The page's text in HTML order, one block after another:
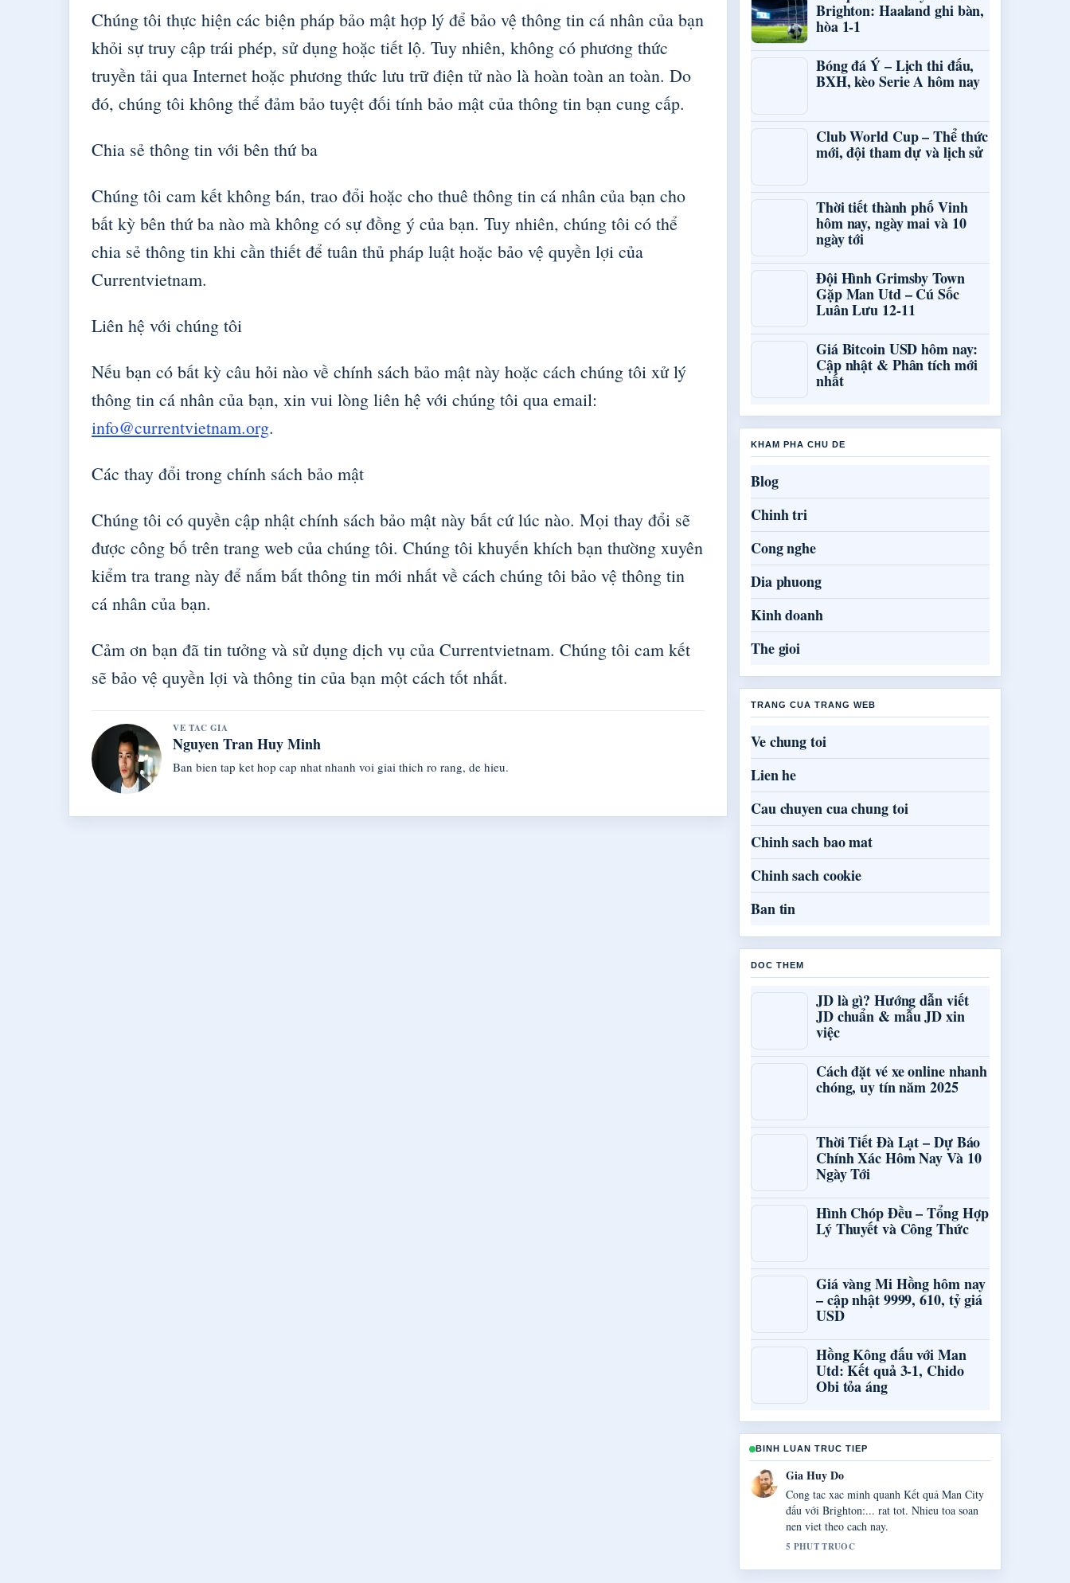
Chúng tôi thực hiện các biện pháp bảo mật hợp lý để bảo vệ thông tin cá nhân của bạn
khỏi sự truy cập trái phép, sử dụng hoặc tiết lộ. Tuy nhiên, không có phương thức
truyền tải qua Internet hoặc phương thức lưu trữ điện tử nào là hoàn toàn an toàn. Do
đó, chúng tôi không thể đảm bảo tuyệt đối tính bảo mật của thông tin bạn cung cấp.
Chia sẻ thông tin với bên thứ ba
Chúng tôi cam kết không bán, trao đổi hoặc cho thuê thông tin cá nhân của bạn cho
bất kỳ bên thứ ba nào mà không có sự đồng ý của bạn. Tuy nhiên, chúng tôi có thể
chia sẻ thông tin khi cần thiết để tuân thủ pháp luật hoặc bảo vệ quyền lợi của
Currentvietnam.
Liên hệ với chúng tôi
Nếu bạn có bất kỳ câu hỏi nào về chính sách bảo mật này hoặc cách chúng tôi xử lý
thông tin cá nhân của bạn, xin vui lòng liên hệ với chúng tôi qua email:
info@currentvietnam.org.
Các thay đổi trong chính sách bảo mật
Chúng tôi có quyền cập nhật chính sách bảo mật này bất cứ lúc nào. Mọi thay đổi sẽ
được công bố trên trang web của chúng tôi. Chúng tôi khuyến khích bạn thường xuyên
kiểm tra trang này để nắm bắt thông tin mới nhất về cách chúng tôi bảo vệ thông tin
cá nhân của bạn.
Cảm ơn bạn đã tin tưởng và sử dụng dịch vụ của Currentvietnam. Chúng tôi cam kết
sẽ bảo vệ quyền lợi và thông tin của bạn một cách tốt nhất.
VE TAC GIA
Nguyen Tran Huy Minh
Ban bien tap ket hop cap nhat nhanh voi giai thich ro rang, de hieu.
Brighton: Haaland ghi bàn,
hòa 1-1
Bóng đá Ý – Lịch thi đấu,
BXH, kèo Serie A hôm nay
Club World Cup – Thể thức
mới, đội tham dự và lịch sử
Thời tiết thành phố Vinh
hôm nay, ngày mai và 10
ngày tới
Đội Hình Grimsby Town
Gặp Man Utd – Cú Sốc
Luân Lưu 12-11
Giá Bitcoin USD hôm nay:
Cập nhật & Phân tích mới
nhất
KHAM PHA CHU DE
Blog
Chinh tri
Cong nghe
Dia phuong
Kinh doanh
The gioi
TRANG CUA TRANG WEB
Ve chung toi
Lien he
Cau chuyen cua chung toi
Chinh sach bao mat
Chinh sach cookie
Ban tin
DOC THEM
JD là gì? Hướng dẫn viết
JD chuẩn & mẫu JD xin
việc
Cách đặt vé xe online nhanh
chóng, uy tín năm 2025
Thời Tiết Đà Lạt – Dự Báo
Chính Xác Hôm Nay Và 10
Ngày Tới
Hình Chóp Đều – Tổng Hợp
Lý Thuyết và Công Thức
Giá vàng Mi Hồng hôm nay
– cập nhật 9999, 610, tỷ giá
USD
Hồng Kông đấu với Man
Utd: Kết quả 3-1, Chido
Obi tỏa áng
BINH LUAN TRUC TIEP
Tu Anh Bui
Tong hop rat tot ve Bóng đá Ý &#8211; Lịch
thi đấu,.... Day la ban tom tat ro rang nhat
toi thay hom nay.
7 PHUT TRUOC